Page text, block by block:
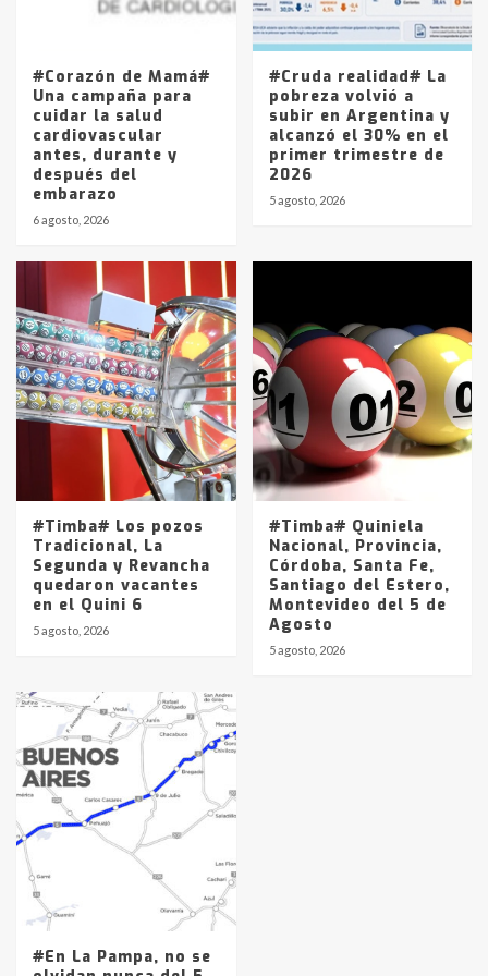
Los precios de los combustibles en
La Pampa, desde YPF hasta Axion
entre 857 a 1338 pesos
#Corazón de Mamá#
Una campaña para
cuidar la salud
cardiovascular
antes, durante y
después del
embarazo
6 agosto, 2026
#Cruda realidad# La
pobreza volvió a
subir en Argentina y
alcanzó el 30% en el
primer trimestre de
2026
5 agosto, 2026
#Timba# Los pozos
Tradicional, La
Segunda y Revancha
quedaron vacantes
en el Quini 6
5 agosto, 2026
#Timba# Quiniela
Nacional, Provincia,
Córdoba, Santa Fe,
Santiago del Estero,
Montevideo del 5 de
Agosto
5 agosto, 2026
#En La Pampa, no se